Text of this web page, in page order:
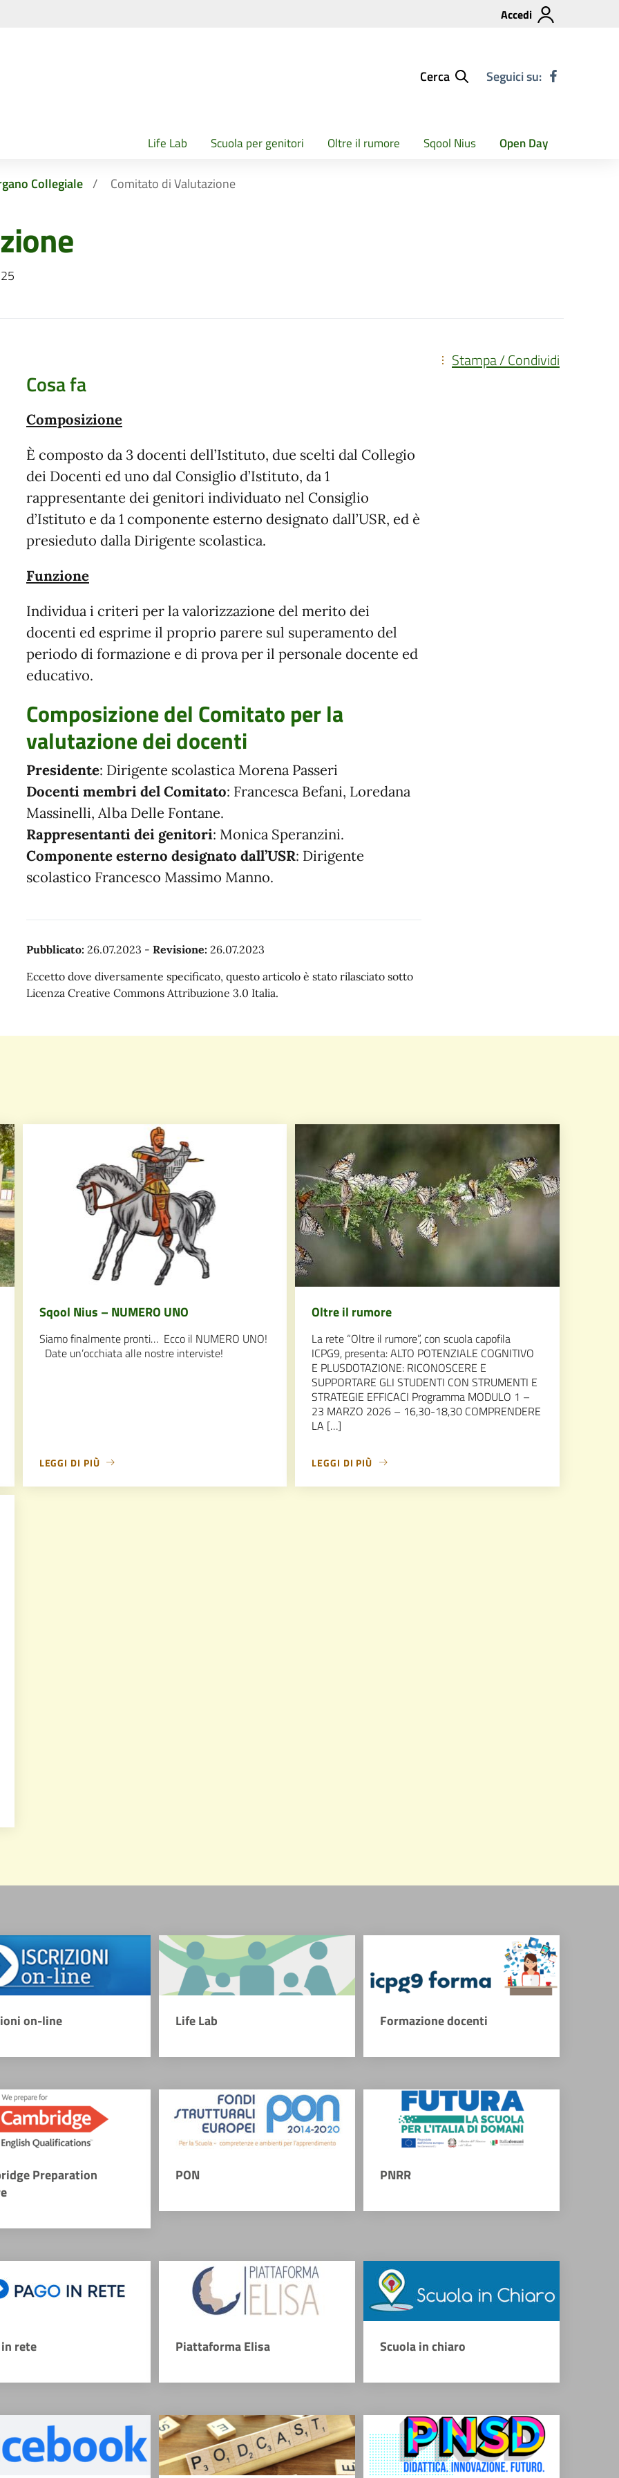
Accedi
Cerca Seguici su:
Life Lab Scuola per genitori Oltre il rumore Sqool Nius Open Day
Collegiale Comitato di Valutazione
Stampa / Condividi
Cosa fa
Composizione
È composto da 3 docenti dell’Istituto, due scelti dal Collegio
dei Docenti ed uno dal Consiglio d’Istituto, da 1
rappresentante dei genitori individuato nel Consiglio
d’Istituto e da 1 componente esterno designato dall’USR, ed è
presieduto dalla Dirigente scolastica.
Funzione
Individua i criteri per la valorizzazione del merito dei
docenti ed esprime il proprio parere sul superamento del
periodo di formazione e di prova per il personale docente ed
educativo.
Composizione del Comitato per la
valutazione dei docenti
Presidente: Dirigente scolastica Morena Passeri
Docenti membri del Comitato: Francesca Befani, Loredana
Massinelli, Alba Delle Fontane.
Rappresentanti dei genitori: Monica Speranzini.
Componente esterno designato dall’USR: Dirigente
scolastico Francesco Massimo Manno.
Pubblicato: 26.07.2023 - Revisione: 26.07.2023
Eccetto dove diversamente specificato, questo articolo è stato rilasciato sotto
Licenza Creative Commons Attribuzione 3.0 Italia.
Sqool Nius – NUMERO UNO
Siamo finalmente pronti… Ecco il NUMERO UNO!
Date un’occhiata alle nostre interviste!
LEGGI DI PIÙ
Oltre il rumore
La rete “Oltre il rumore”, con scuola capofila
ICPG9, presenta: ALTO POTENZIALE COGNITIVO
E PLUSDOTAZIONE: RICONOSCERE E
SUPPORTARE GLI STUDENTI CON STRUMENTI E
STRATEGIE EFFICACI Programma MODULO 1 –
23 MARZO 2026 – 16,30-18,30 COMPRENDERE
LA […]
LEGGI DI PIÙ
on-line Life Lab Formazione docenti
Preparation
PON PNRR
rete Piattaforma Elisa Scuola in chiaro